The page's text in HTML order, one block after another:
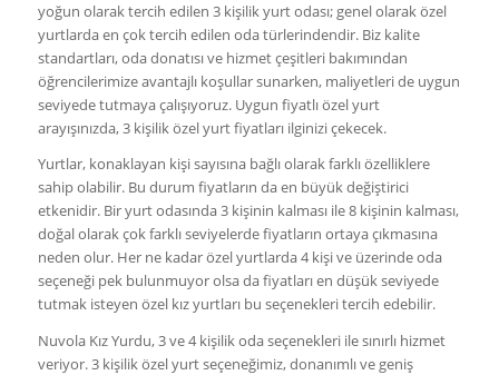
yoğun olarak tercih edilen 3 kişilik yurt odası; genel olarak özel
yurtlarda en çok tercih edilen oda türlerindendir. Biz kalite
standartları, oda donatısı ve hizmet çeşitleri bakımından
öğrencilerimize avantajlı koşullar sunarken, maliyetleri de uygun
seviyede tutmaya çalışıyoruz. Uygun fiyatlı özel yurt
arayışınızda, 3 kişilik özel yurt fiyatları ilginizi çekecek.
Yurtlar, konaklayan kişi sayısına bağlı olarak farklı özelliklere
sahip olabilir. Bu durum fiyatların da en büyük değiştirici
etkenidir. Bir yurt odasında 3 kişinin kalması ile 8 kişinin kalması,
doğal olarak çok farklı seviyelerde fiyatların ortaya çıkmasına
neden olur. Her ne kadar özel yurtlarda 4 kişi ve üzerinde oda
seçeneği pek bulunmuyor olsa da fiyatları en düşük seviyede
tutmak isteyen özel kız yurtları bu seçenekleri tercih edebilir.
Nuvola Kız Yurdu, 3 ve 4 kişilik oda seçenekleri ile sınırlı hizmet
veriyor. 3 kişilik özel yurt seçeneğimiz, donanımlı ve geniş